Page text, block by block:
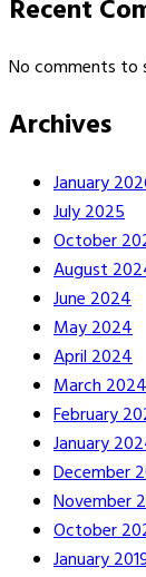
Recent
No comments to
Archives
January
July 2025
October
August
June 2024
May 2024
April 2024
March 2024
February
January
December
November
October
January